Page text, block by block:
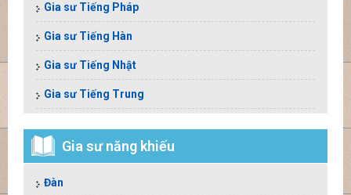
Gia sư Tiếng Pháp
Gia sư Tiếng Hàn
Gia sư Tiếng Nhật
Gia sư Tiếng Trung
Gia sư năng khiếu
Đàn